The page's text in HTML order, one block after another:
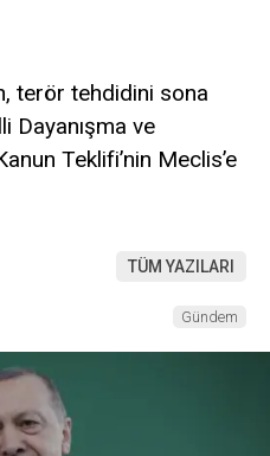
terör tehdidini sona
Dayanışma ve
Teklifi’nin Meclis’e
TÜM YAZILARI
Gündem